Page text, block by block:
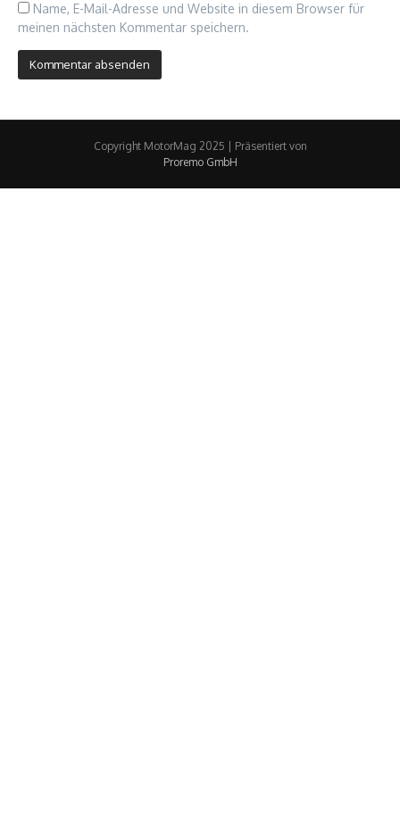
Name, E-Mail-Adresse und Website in diesem Browser für
meinen nächsten Kommentar speichern.
Copyright MotorMag 2025 | Präsentiert von
Proremo GmbH